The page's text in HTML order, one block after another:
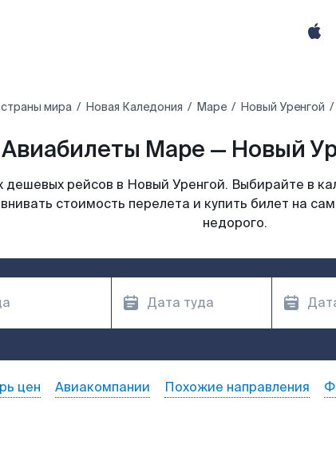
мира Новая Каледония Маре Новый Уренгой
Авиабилеты Маре — Новый
дешевых рейсов в Новый Уренгой. Выбирайте в
стоимость перелета и купить билет на
недорого.
цен Авиакомпании Похожие направления